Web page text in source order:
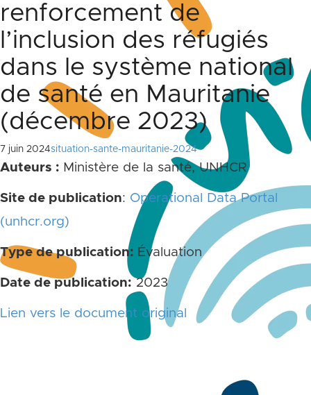
renforcement de
l’inclusion des réfugiés
dans le système national
de santé en Mauritanie
(décembre 2023)
7 juin 2024situation-sante-mauritanie-2024
Auteurs : Ministère de la santé, UNHCR
Site de publication: Operational Data Portal
(unhcr.org)
Type de publication: Évaluation
Date de publication: 2023
Lien vers le document original